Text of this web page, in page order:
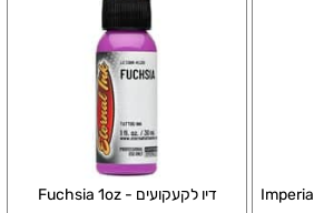
דיו לקעקועים - Fuchsia 1oz